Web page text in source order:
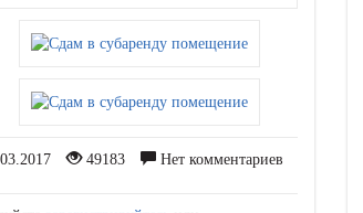
49183 Нет комментариев